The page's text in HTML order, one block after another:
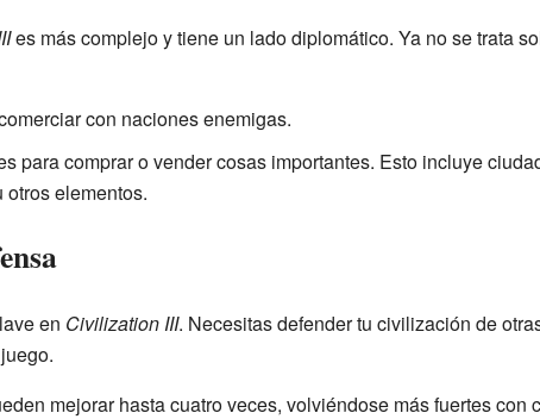
es más complejo y tiene un lado diplomático. Ya no se trata
con naciones enemigas.
para comprar o vender cosas importantes. Esto incluye
otros elementos.
en Civilization III. Necesitas defender tu civilización de
mejorar hasta cuatro veces, volviéndose más fuertes con